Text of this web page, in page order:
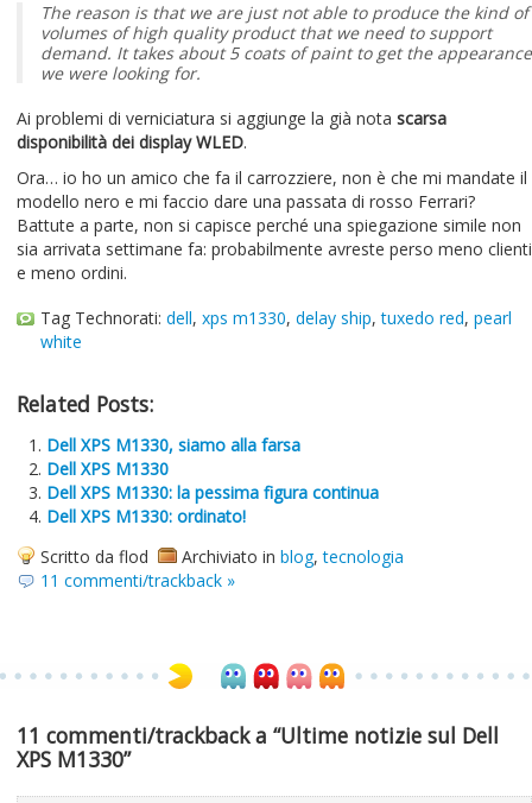
The reason is that we are just not able to produce the kind of
volumes of high quality product that we need to support
demand. It takes about 5 coats of paint to get the appearance
we were looking for.
Ai problemi di verniciatura si aggiunge la già nota scarsa
disponibilità dei display WLED.
Ora… io ho un amico che fa il carrozziere, non è che mi mandate il
modello nero e mi faccio dare una passata di rosso Ferrari?
Battute a parte, non si capisce perché una spiegazione simile non
sia arrivata settimane fa: probabilmente avreste perso meno clienti
e meno ordini.
Tag Technorati: dell, xps m1330, delay ship,tuxedo red, pearl
white
Related Posts:
Dell XPS M1330, siamo alla farsa
Dell XPS M1330
Dell XPS M1330: la pessima figura continua
Dell XPS M1330: ordinato!
Scritto da flod
Archiviato in blog,tecnologia
11 commenti/trackback »
11 commenti/trackback a “Ultime notizie sul Dell
XPS M1330”